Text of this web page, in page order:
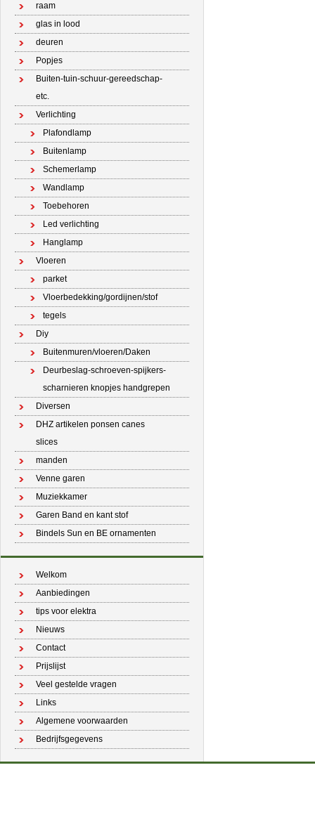
raam
glas in lood
deuren
Popjes
Buiten-tuin-schuur-gereedschap-
etc.
Verlichting
Plafondlamp
Buitenlamp
Schemerlamp
Wandlamp
Toebehoren
Led verlichting
Hanglamp
Vloeren
parket
Vloerbedekking/gordijnen/stof
tegels
Diy
Buitenmuren/vloeren/Daken
Deurbeslag-schroeven-spijkers-
scharnieren knopjes handgrepen
Diversen
DHZ artikelen ponsen canes
slices
manden
Venne garen
Muziekkamer
Garen Band en kant stof
Bindels Sun en BE ornamenten
Welkom
Aanbiedingen
tips voor elektra
Nieuws
Contact
Prijslijst
Veel gestelde vragen
Links
Algemene voorwaarden
Bedrijfsgegevens